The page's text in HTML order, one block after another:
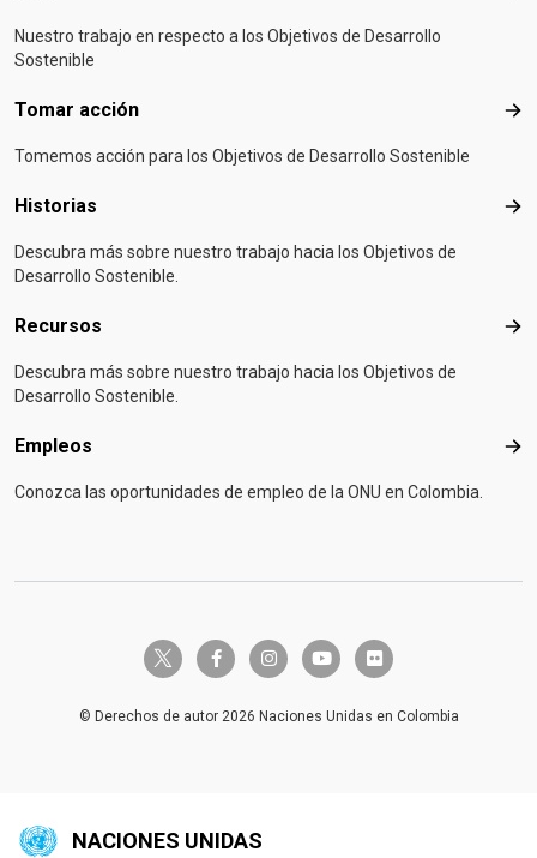
Nuestro trabajo en respecto a los Objetivos de Desarrollo
Sostenible
Tomar acción
Tomemos acción para los Objetivos de Desarrollo Sostenible
Historias
Descubra más sobre nuestro trabajo hacia los Objetivos de
Desarrollo Sostenible.
Recursos
Descubra más sobre nuestro trabajo hacia los Objetivos de
Desarrollo Sostenible.
Empleos
Conozca las oportunidades de empleo de la ONU en Colombia.
twitter-x facebook-finstagramyoutube flickr
© Derechos de autor 2026 Naciones Unidas en Colombia
NACIONES UNIDAS